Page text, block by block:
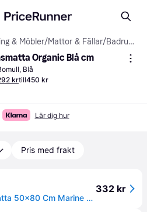
& Möbler/Mattor & Fällar/ Badrumsmattor
Organic Blå cm
Blå
krtill450 kr
Lär dig hur
Pris med frakt
Gant Home Badrumsmatta 50x80 Cm Marine - Badrumsmattor Ekologisk Bomull Marine - 852012609-410
332 kr